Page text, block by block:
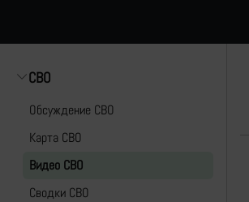
СВО
Обсуждение СВО
Карта СВО
Видео СВО
Cводки СВО